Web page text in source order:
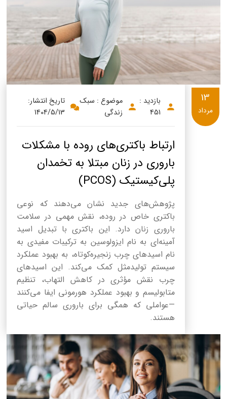
بازدید :
451
موضوع : سبک
زندگی
تاریخ انتشار:
1404/5/13
ارتباط باکتری‌های روده با مشکلات
باروری در زنان مبتلا به تخمدان
پلی‌کیستیک (PCOS)
پژوهش‌های جدید نشان می‌دهند که نوعی
باکتری خاص در روده، نقش مهمی در سلامت
باروری زنان دارد. این باکتری با تبدیل اسید
آمینه‌ای به نام ایزولوسین به ترکیبات مفیدی به
نام اسیدهای چرب زنجیره‌کوتاه، به بهبود عملکرد
سیستم تولیدمثل کمک می‌کند. این اسیدهای
چرب نقش مؤثری در کاهش التهاب، تنظیم
متابولیسم و بهبود عملکرد هورمونی ایفا می‌کنند
—عواملی که همگی برای باروری سالم حیاتی
هستند.
13
مرداد